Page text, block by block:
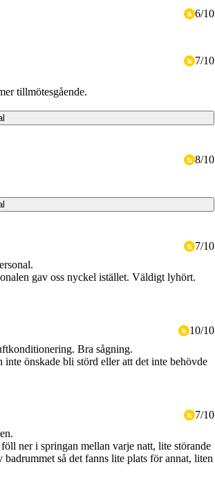
6/10
7/10
tillmötesgående.
8/10
7/10
gav oss nyckel istället. Väldigt lyhört.
10/10
Bra sågning.
önskade bli störd eller att det inte behövde
7/10
ner i springan mellan varje natt, lite störande
så det fanns lite plats för annat, liten